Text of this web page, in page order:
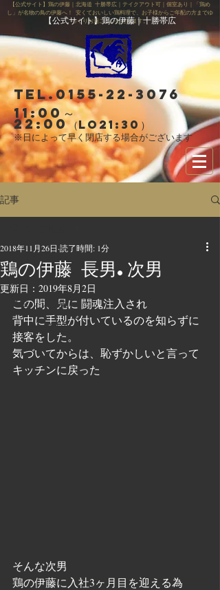
【公式サイト】鶏の伊藤｜北海道 十勝帯広｜テイクアウト可｜個室あり｜「鶏め
し」が名物の鳥の伊藤へ！ 安くておいしい鶏料理で、お子様からご年配の方までゆ
っくりお過ごしいただけます。
【公式サイト】鶏の伊藤｜十勝帯広
Tel.0155-22-3076
11:00～
22:00（LO21:30）
※日によって早く閉店する場合がございます
記事
すべての記事
お知らせ
スタッフ募集
メニュー紹介
鶏の伊藤 長男.次男
2018年11月26日 読了時間: 1分
更新日： 2019年8月2日
この間、兄に 闘魂注入され
背中に手型が付いているのを知らずに
接客をした。
気づいてからは、恥ずかしいと言って
キッチンに戻った
そんな次男
鶏の伊藤に入社3ヶ月目を迎える為